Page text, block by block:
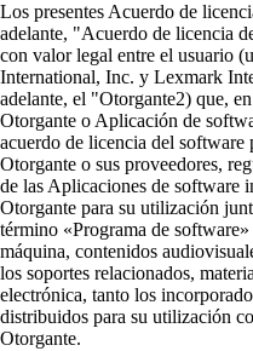
Los presentes Acuerdo de
adelante, "Acuerdo de licencia
con valor legal entre el usuario
International, Inc. y Lexmark
adelante, el "Otorgante2) que,
Otorgante o Aplicación de
acuerdo de licencia del software
Otorgante o sus proveedores,
de las Aplicaciones de software
Otorgante para su utilización
término «Programa de
máquina, contenidos
los soportes relacionados,
electrónica, tanto los
distribuidos para su utilización
Otorgante.